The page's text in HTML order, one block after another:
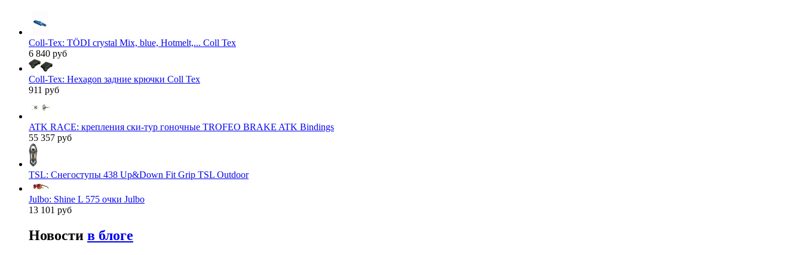
Coll-Tex: TÖDI crystal Mix, blue, Hotmelt,... Coll Tex
6 840 руб
Coll-Tex: Hexagon задние крючки Coll Tex
911 руб
ATK RACE: крепления ски-тур гоночные TROFEO BRAKE ATK Bindings
55 357 руб
TSL: Снегоступы 438 Up&Down Fit Grip TSL Outdoor
Julbo: Shine L 575 очки Julbo
13 101 руб
Новости в блоге